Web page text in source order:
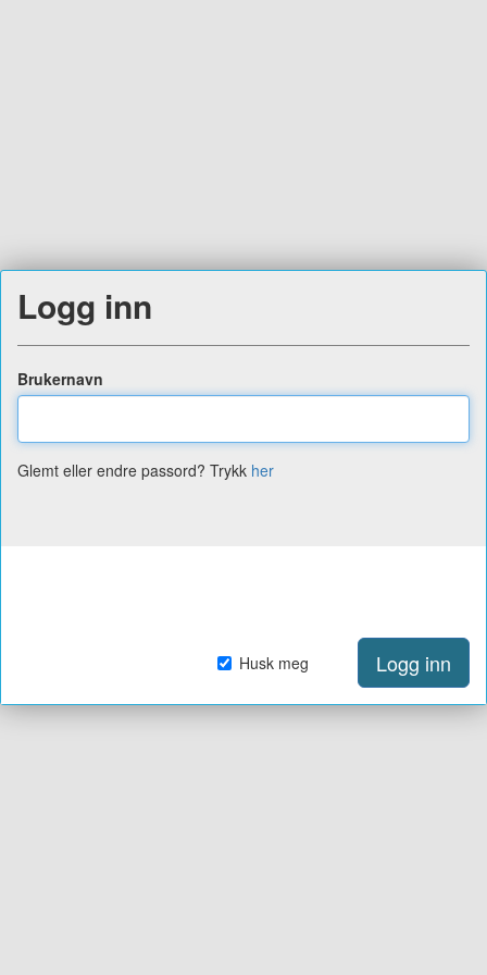
Logg inn
Brukernavn
Glemt eller endre passord? Trykk her
Husk meg Logg inn